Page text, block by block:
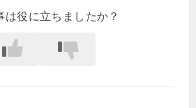
は役に立ちましたか？